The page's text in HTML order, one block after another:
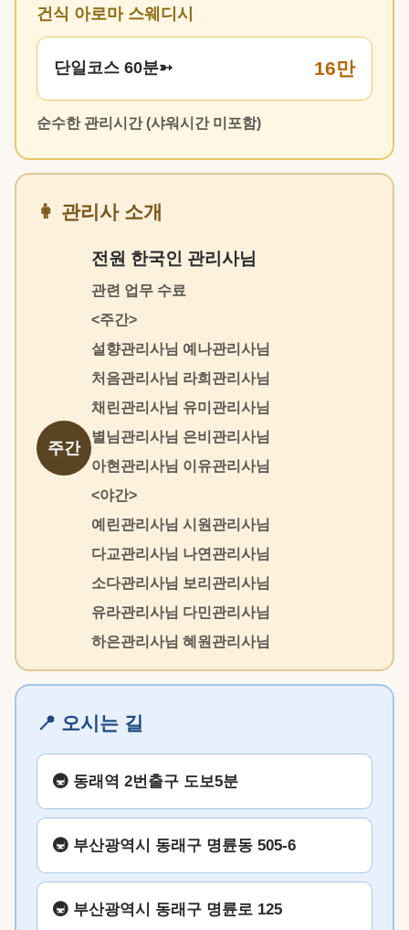
건식 아로마 스웨디시
단일코스 60분➳ 16만
순수한 관리시간 (샤워시간 미포함)
👩 관리사 소개
주간
전원 한국인 관리사님
관련 업무 수료
<주간>
설향관리사님 예나관리사님
처음관리사님 라희관리사님
채린관리사님 유미관리사님
별님관리사님 은비관리사님
아현관리사님 이유관리사님
<야간>
예린관리사님 시원관리사님
다교관리사님 나연관리사님
소다관리사님 보리관리사님
유라관리사님 다민관리사님
하은관리사님 혜원관리사님
📍 오시는 길
🚇 동래역 2번출구 도보5분
🚇 부산광역시 동래구 명륜동 505-6
🚇 부산광역시 동래구 명륜로 125